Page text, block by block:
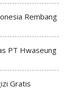
Rembang
PT Hwaseung
Gratis